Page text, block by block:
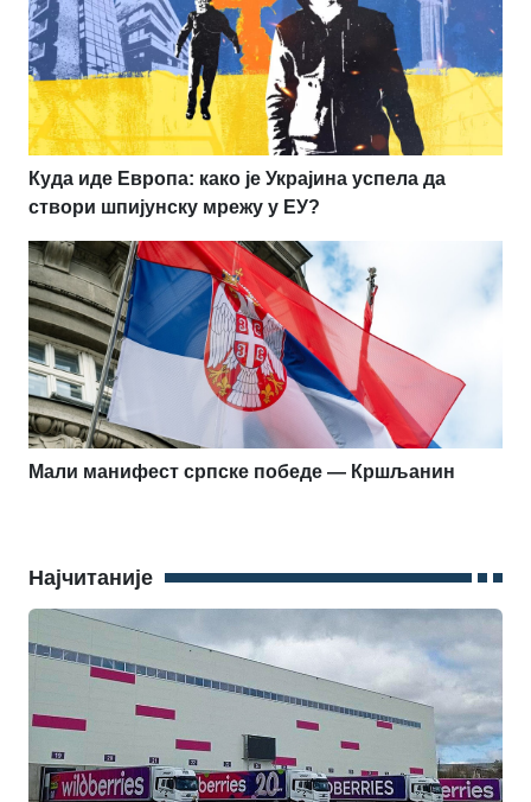
Куда иде Европа: како је Украјина успела да
створи шпијунску мрежу у ЕУ?
Мали манифест српске победе — Кршљанин
Најчитаније